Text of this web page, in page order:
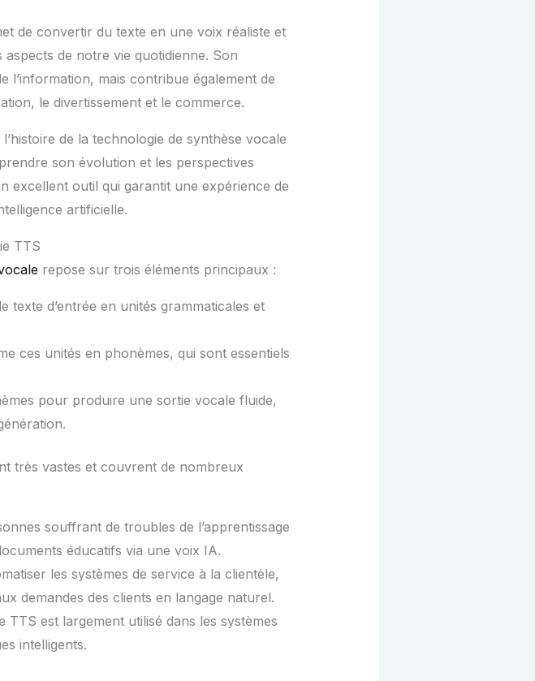
de convertir du texte en une voix réaliste et
de notre vie quotidienne. Son
l’information, mais contribue également de
le divertissement et le commerce.
de la technologie de synthèse vocale
son évolution et les perspectives
excellent outil qui garantit une expérience de
artificielle.
TTS
repose sur trois éléments principaux :
texte d’entrée en unités grammaticales et
ces unités en phonèmes, qui sont essentiels
pour produire une sortie vocale fluide,
très vastes et couvrent de nombreux
souffrant de troubles de l’apprentissage
éducatifs via une voix IA.
les systèmes de service à la clientèle,
demandes des clients en langage naturel.
TTS est largement utilisé dans les systèmes
intelligents.